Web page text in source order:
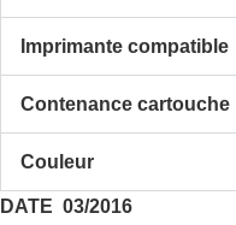
Imprimante compatible
Contenance cartouche
Couleur
DATE 03/2016